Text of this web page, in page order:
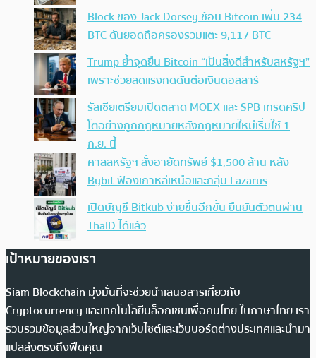
Block ของ Jack Dorsey ช้อน Bitcoin เพิ่ม 234
BTC ดันยอดถือครองรวมแตะ 9,117 BTC
Trump ย้ำจุดยืน Bitcoin “เป็นสิ่งดีสำหรับสหรัฐฯ”
เพราะช่วยลดแรงกดดันต่อเงินดอลลาร์
รัสเซียเตรียมเปิดตลาด MOEX และ SPB เทรดคริป
โตอย่างถูกกฎหมายหลังกฎหมายใหม่เริ่มใช้ 1
ก.ย. นี้
ศาลสหรัฐฯ สั่งอายัดทรัพย์ $1,500 ล้าน หลัง
Bybit ฟ้องเกาหลีเหนือและกลุ่ม Lazarus
เปิดบัญชี Bitkub ง่ายขึ้นอีกขั้น ยืนยันตัวตนผ่าน
ThaID ได้แล้ว
เป้าหมายของเรา
Siam Blockchain มุ่งมั่นที่จะช่วยนำเสนอสารเกี่ยวกับ
Cryptocurrency และเทคโนโลยีบล็อกเชนเพื่อคนไทย ในภาษาไทย เรา
รวบรวมข้อมูลส่วนใหญ่จากเว็บไซต์และเว็บบอร์ดต่างประเทศและนำมา
แปลส่งตรงถึงฟีดคุณ